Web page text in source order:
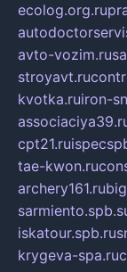
ecolog.org.ru
avto-vozim.ru
stroyavt.ru
kvotka.ruiron-
cpt21.ru
tae-kwon.ru
archery161.ru
iskatour.spb.ru
krygeva-spa.ru